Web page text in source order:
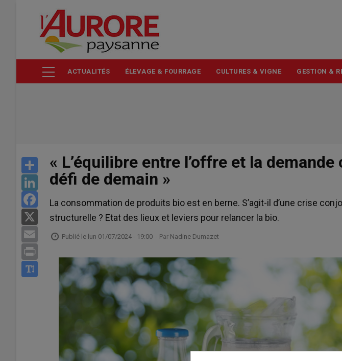
contenu
ACTUALITÉS ÉLEVAGE & FOURRAGE CULTURES & VIGNE GESTION &
Share
LinkedIn
Facebook
Email
« L’équilibre entre l’offre et la
défi de demain »
La consommation de produits bio est en berne. S’agit-il d’une crise
structurelle ? Etat des lieux et leviers pour relancer la bio.
Publié le lun 01/07/2024 - 19:00 - Par Nadine Dumazet